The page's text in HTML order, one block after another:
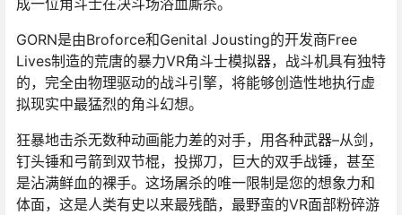
成一位角斗士在决斗场浴血厮杀。
GORN是由Broforce和Genital Jousting的开发商Free
Lives制造的荒唐的暴力VR角斗士模拟器，战斗机具有独特
的，完全由物理驱动的战斗引擎，将能够创造性地执行虚
拟现实中最猛烈的角斗幻想。
狂暴地击杀无数种动画能力差的对手，用各种武器–从剑，
钉头锤和弓箭到双节棍，投掷刀，巨大的双手战锤，甚至
是沾满鲜血的裸手。这场屠杀的唯一限制是您的想象力和
体面，这是人类有史以来最残酷，最野蛮的VR面部粉碎游